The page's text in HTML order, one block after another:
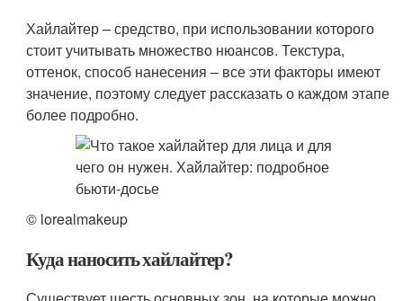
Хайлайтер – средство, при использовании которого
стоит учитывать множество нюансов. Текстура,
оттенок, способ нанесения – все эти факторы имеют
значение, поэтому следует рассказать о каждом этапе
более подробно.
© lorealmakeup
Куда наносить хайлайтер?